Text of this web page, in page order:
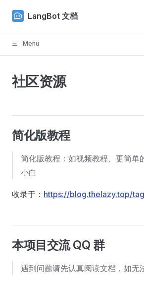
Skip to content
LangBot 文档
Menu
社区资源
简化版教程
简化版教程：如视频教程、更简单
小白
收录于： https://blog.thelazy.top/
本项目交流 QQ 群
遇到问题请先认真阅读文档，如无